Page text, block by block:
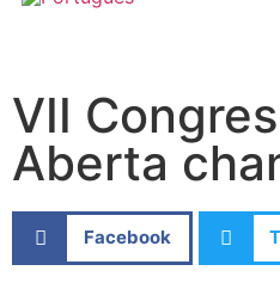
VII
Aberta
Facebook